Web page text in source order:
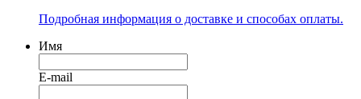
Подробная информация о доставке и способах оплаты.
Имя
E-mail